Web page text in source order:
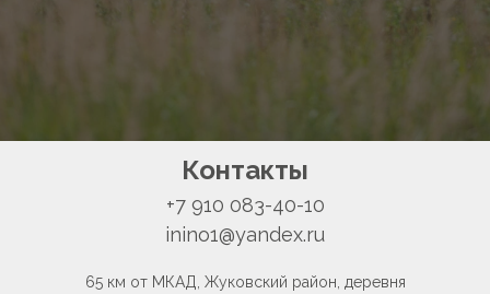
Контакты
+7 910 083-40-10
inino1@yandex.ru
65 км от МКАД, Жуковский район, деревня